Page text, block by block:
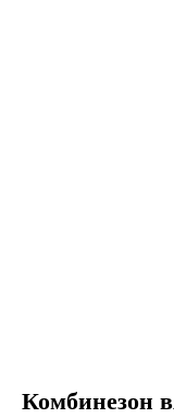
Комбинезон